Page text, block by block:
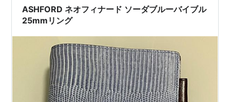
プレゼントとして…
ASHFORD ネオフィナード ソーダブルーバイブル
25mmリング